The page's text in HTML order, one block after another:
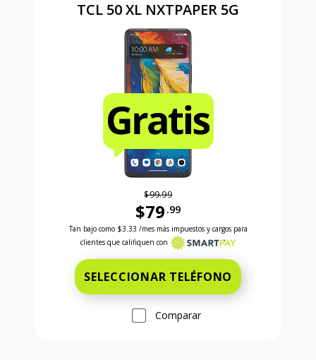
TCL 50 XL NXTPAPER 5G
$99.99
$79 .99
Antes el precio era 99 dollars and 99 cents Ahora
Tan bajo como $3.33 /mes más impuestos y cargos para
clientes que califiquen con
SELECCIONAR TELÉFONO
Comparar